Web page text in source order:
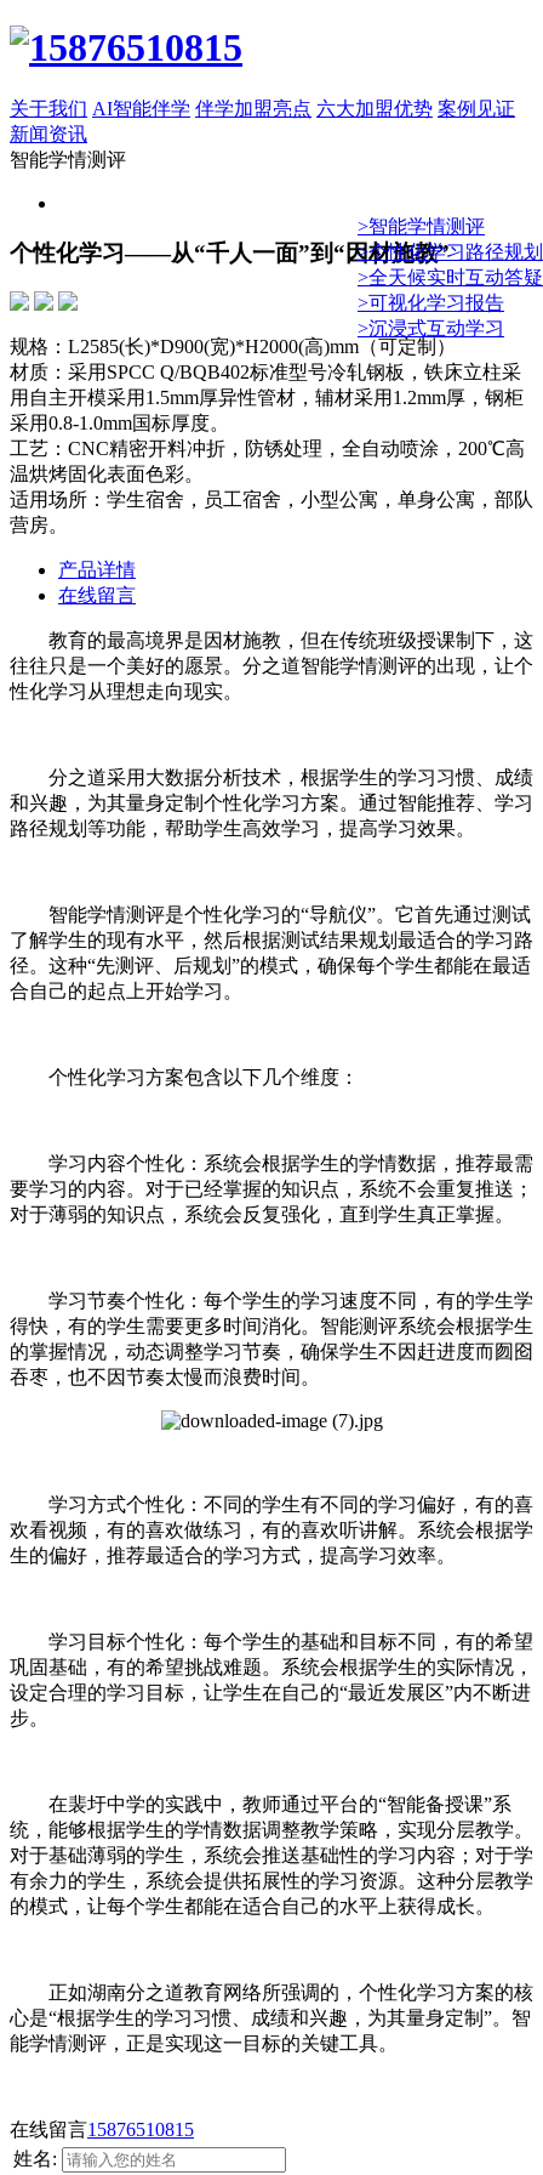
关于我们 AI智能伴学 伴学加盟亮点 六大加盟优势 案例见证
新闻资讯
智能学情测评
>智能学情测评
>个性化学习路径规划
>全天候实时互动答疑
>可视化学习报告
>沉浸式互动学习
个性化学习——从“千人一面”到“因材施教”
规格：L2585(长)*D900(宽)*H2000(高)mm（可定制）
材质：采用SPCC Q/BQB402标准型号冷轧钢板，铁床立柱采
用自主开模采用1.5mm厚异性管材，辅材采用1.2mm厚，钢柜
采用0.8-1.0mm国标厚度。
工艺：CNC精密开料冲折，防锈处理，全自动喷涂，200℃高
温烘烤固化表面色彩。
适用场所：学生宿舍，员工宿舍，小型公寓，单身公寓，部队
营房。
产品详情
在线留言
教育的最高境界是因材施教，但在传统班级授课制下，这
往往只是一个美好的愿景。分之道智能学情测评的出现，让个
性化学习从理想走向现实。
分之道采用大数据分析技术，根据学生的学习习惯、成绩
和兴趣，为其量身定制个性化学习方案。通过智能推荐、学习
路径规划等功能，帮助学生高效学习，提高学习效果。
智能学情测评是个性化学习的“导航仪”。它首先通过测试
了解学生的现有水平，然后根据测试结果规划最适合的学习路
径。这种“先测评、后规划”的模式，确保每个学生都能在最适
合自己的起点上开始学习。
个性化学习方案包含以下几个维度：
学习内容个性化：系统会根据学生的学情数据，推荐最需
要学习的内容。对于已经掌握的知识点，系统不会重复推送；
对于薄弱的知识点，系统会反复强化，直到学生真正掌握。
学习节奏个性化：每个学生的学习速度不同，有的学生学
得快，有的学生需要更多时间消化。智能测评系统会根据学生
的掌握情况，动态调整学习节奏，确保学生不因赶进度而囫囵
吞枣，也不因节奏太慢而浪费时间。
学习方式个性化：不同的学生有不同的学习偏好，有的喜
欢看视频，有的喜欢做练习，有的喜欢听讲解。系统会根据学
生的偏好，推荐最适合的学习方式，提高学习效率。
学习目标个性化：每个学生的基础和目标不同，有的希望
巩固基础，有的希望挑战难题。系统会根据学生的实际情况，
设定合理的学习目标，让学生在自己的“最近发展区”内不断进
步。
在裴圩中学的实践中，教师通过平台的“智能备授课”系
统，能够根据学生的学情数据调整教学策略，实现分层教学。
对于基础薄弱的学生，系统会推送基础性的学习内容；对于学
有余力的学生，系统会提供拓展性的学习资源。这种分层教学
的模式，让每个学生都能在适合自己的水平上获得成长。
正如湖南分之道教育网络所强调的，个性化学习方案的核
心是“根据学生的学习习惯、成绩和兴趣，为其量身定制”。智
能学情测评，正是实现这一目标的关键工具。
在线留言15876510815
姓名: